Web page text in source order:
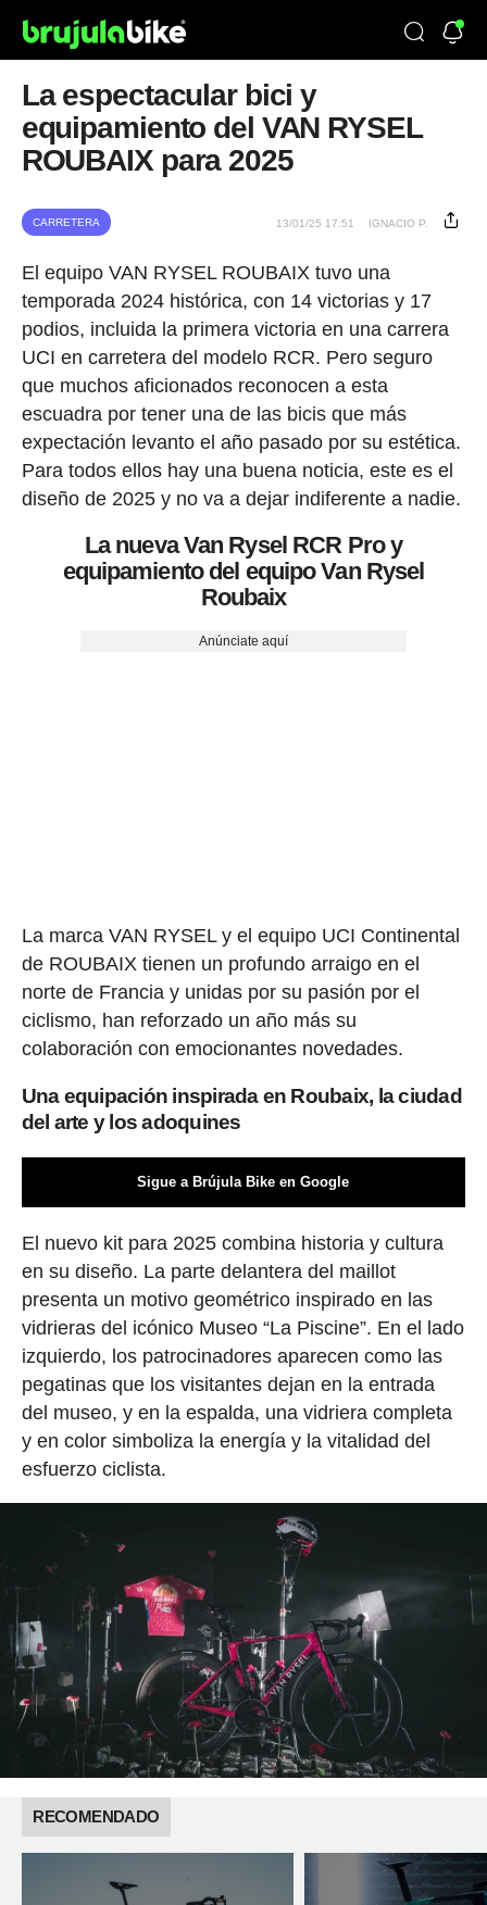
La espectacular bici y
equipamiento del VAN RYSEL
ROUBAIX para 2025
CARRETERA 13/01/25 17:51 IGNACIO P.
El equipo VAN RYSEL ROUBAIX tuvo una
temporada 2024 histórica, con 14 victorias y 17
podios, incluida la primera victoria en una carrera
UCI en carretera del modelo RCR. Pero seguro
que muchos aficionados reconocen a esta
escuadra por tener una de las bicis que más
expectación levanto el año pasado por su estética.
Para todos ellos hay una buena noticia, este es el
diseño de 2025 y no va a dejar indiferente a nadie.
La nueva Van Rysel RCR Pro y
equipamiento del equipo Van Rysel
Roubaix
Anúnciate aquí
La marca VAN RYSEL y el equipo UCI Continental
de ROUBAIX tienen un profundo arraigo en el
norte de Francia y unidas por su pasión por el
ciclismo, han reforzado un año más su
colaboración con emocionantes novedades.
Una equipación inspirada en Roubaix, la ciudad
del arte y los adoquines
Sigue a Brújula Bike en Google
El nuevo kit para 2025 combina historia y cultura
en su diseño. La parte delantera del maillot
presenta un motivo geométrico inspirado en las
vidrieras del icónico Museo “La Piscine”. En el lado
izquierdo, los patrocinadores aparecen como las
pegatinas que los visitantes dejan en la entrada
del museo, y en la espalda, una vidriera completa
y en color simboliza la energía y la vitalidad del
esfuerzo ciclista.
RECOMENDADO